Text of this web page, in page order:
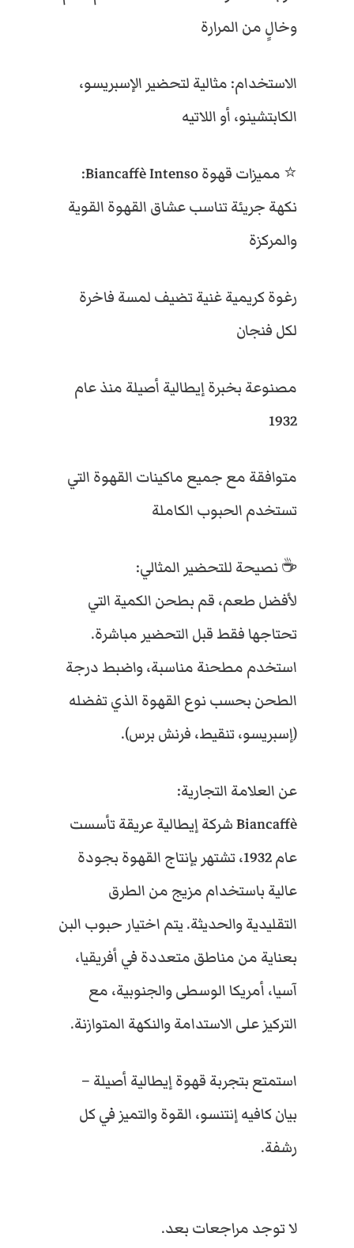
وخالٍ من المرارة
الاستخدام: مثالية لتحضير الإسبريسو،
الكابتشينو، أو اللاتيه
⭐ مميزات قهوة Biancaffè Intenso:
نكهة جريئة تناسب عشاق القهوة القوية
والمركزة
رغوة كريمية غنية تضيف لمسة فاخرة
لكل فنجان
مصنوعة بخبرة إيطالية أصيلة منذ عام
1932
متوافقة مع جميع ماكينات القهوة التي
تستخدم الحبوب الكاملة
☕ نصيحة للتحضير المثالي:
لأفضل طعم، قم بطحن الكمية التي
تحتاجها فقط قبل التحضير مباشرة.
استخدم مطحنة مناسبة، واضبط درجة
الطحن بحسب نوع القهوة الذي تفضله
(إسبريسو، تنقيط، فرنش برس).
عن العلامة التجارية:
Biancaffè شركة إيطالية عريقة تأسست
عام 1932، تشتهر بإنتاج القهوة بجودة
عالية باستخدام مزيج من الطرق
التقليدية والحديثة. يتم اختيار حبوب البن
بعناية من مناطق متعددة في أفريقيا،
آسيا، أمريكا الوسطى والجنوبية، مع
التركيز على الاستدامة والنكهة المتوازنة.
استمتع بتجربة قهوة إيطالية أصيلة –
بيان كافيه إنتنسو، القوة والتميز في كل
رشفة.
لا توجد مراجعات بعد.